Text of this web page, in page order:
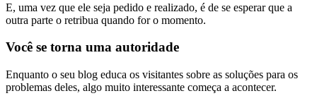
E, uma vez que ele seja pedido e realizado, é de se esperar que a
outra parte o retribua quando for o momento.
Você se torna uma autoridade
Enquanto o seu blog educa os visitantes sobre as soluções para os
problemas deles, algo muito interessante começa a acontecer.